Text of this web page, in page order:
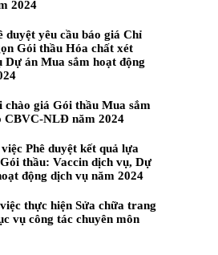
2024
duyệt yêu cầu báo giá Chỉ
Gói thầu Hóa chất xét
Dự án Mua sắm hoạt động
chào giá Gói thầu Mua sắm
CBVC-NLĐ năm 2024
Phê duyệt kết quả lựa
thầu: Vaccin dịch vụ, Dự
động dịch vụ năm 2024
thực hiện Sửa chữa trang
vụ công tác chuyên môn